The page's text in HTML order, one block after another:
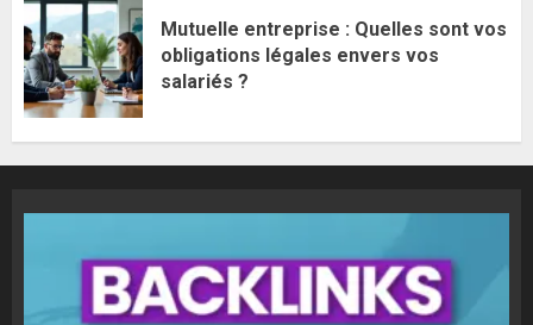
Mutuelle entreprise : Quelles sont vos
obligations légales envers vos
salariés ?